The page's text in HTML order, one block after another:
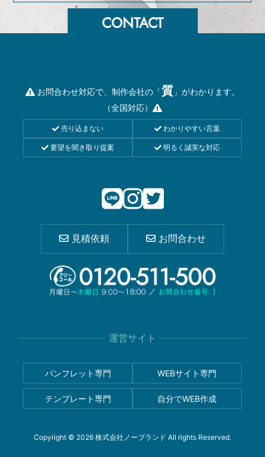
お問合わせ対応で、制作会社の「質 」がわかります。
（全国対応）
売り込まない わかりやすい言葉
要望を聞き取り提案 明るく誠実な対応
見積依頼 お問合わせ
運営サイト
パンフレット専門 WEBサイト専門
テンプレート専門 自分でWEB作成
Copyright © 2026 株式会社ノーブランド All rights Reserved.